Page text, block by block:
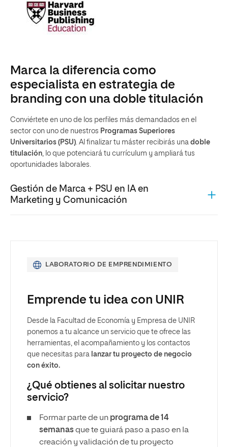
Marca la diferencia como
especialista en estrategia de
branding con una doble titulación
Conviértete en uno de los perfiles más demandados en el
sector con uno de nuestros Programas Superiores
Universitarios (PSU) . Al finalizar tu máster recibirás una doble
titulación , lo que potenciará tu currículum y ampliará tus
oportunidades laborales.
Gestión de Marca + PSU en IA en
Marketing y Comunicación
LABORATORIO DE EMPRENDIMIENTO
Emprende tu idea con UNIR
Desde la Facultad de Economía y Empresa de UNIR
ponemos a tu alcance un servicio que te ofrece las
herramientas, el acompañamiento y los contactos
que necesitas para lanzar tu proyecto de negocio
con éxito.
¿Qué obtienes al solicitar nuestro
servicio?
Formar parte de un programa de 14
semanasque te guiará paso a paso en la
creación y validación de tu proyecto